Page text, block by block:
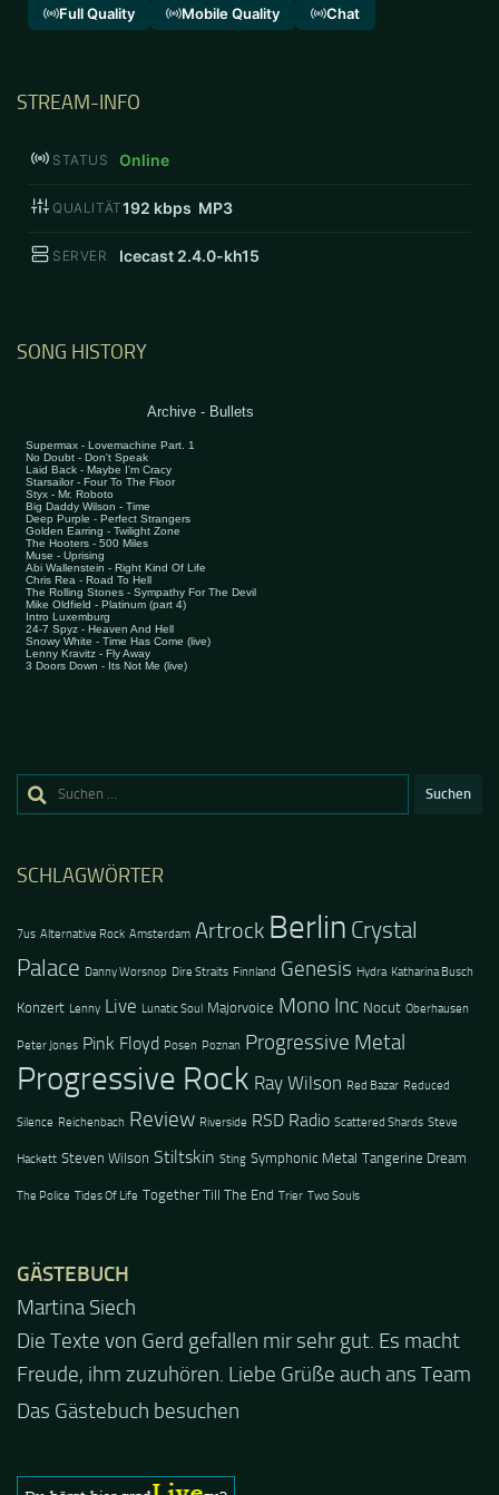
Full Quality Mobile Quality Chat
STREAM-INFO
STATUS Online
QUALITÄT192 kbps MP3
SERVER Icecast 2.4.0-kh15
SONG HISTORY
Suchen
SCHLAGWÖRTER
7us Alternative Rock Amsterdam Artrock Berlin Crystal
Palace Danny Worsnop Dire Straits Finnland Genesis Hydra Katharina Busch
Konzert Lenny Live Lunatic Soul Majorvoice Mono Inc Nocut Oberhausen
Peter Jones Pink Floyd Posen Poznan Progressive Metal
Progressive Rock Ray Wilson Red Bazar Reduced
Silence Reichenbach Review Riverside RSD Radio Scattered Shards Steve
Hackett Steven Wilson Stiltskin Sting Symphonic Metal Tangerine Dream
The Police Tides Of Life Together Till The End Trier Two Souls
GÄSTEBUCH
Jacel
Guten Abend und auch von uns nochmals besten
Dank für die tolle Mucke zur Party! Der aktuelle Live
Stream ist eine schöne Zusammenfassung - Merci...